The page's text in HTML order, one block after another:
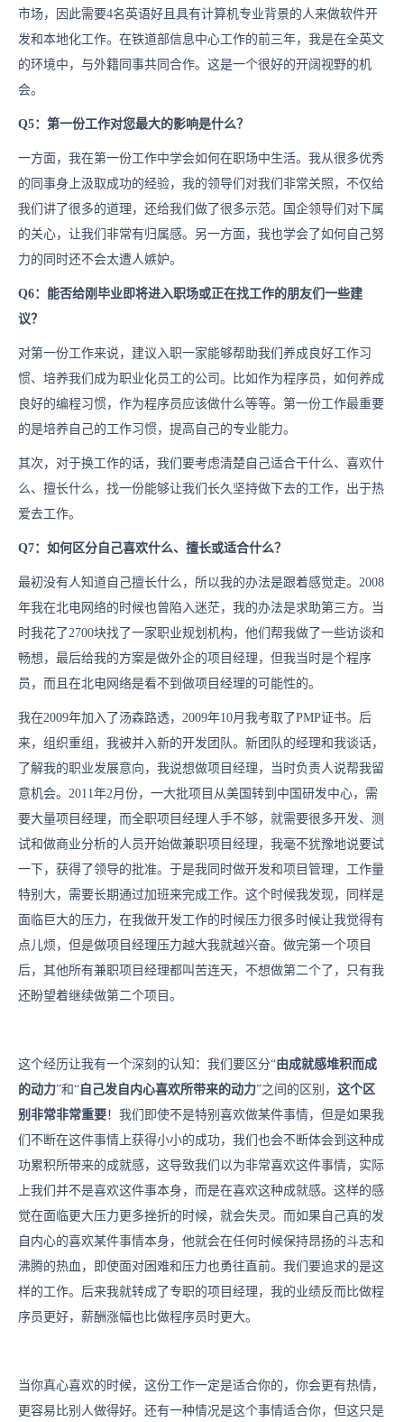
市场，因此需要4名英语好且具有计算机专业背景的人来做软件开
发和本地化工作。在铁道部信息中心工作的前三年，我是在全英文
的环境中，与外籍同事共同合作。这是一个很好的开阔视野的机
会。
Q5：第一份工作对您最大的影响是什么？
一方面，我在第一份工作中学会如何在职场中生活。我从很多优秀
的同事身上汲取成功的经验，我的领导们对我们非常关照，不仅给
我们讲了很多的道理，还给我们做了很多示范。国企领导们对下属
的关心，让我们非常有归属感。另一方面，我也学会了如何自己努
力的同时还不会太遭人嫉妒。
Q6：能否给刚毕业即将进入职场或正在找工作的朋友们一些建
议？
对第一份工作来说，建议入职一家能够帮助我们养成良好工作习
惯、培养我们成为职业化员工的公司。比如作为程序员，如何养成
良好的编程习惯，作为程序员应该做什么等等。第一份工作最重要
的是培养自己的工作习惯，提高自己的专业能力。
其次，对于换工作的话，我们要考虑清楚自己适合干什么、喜欢什
么、擅长什么，找一份能够让我们长久坚持做下去的工作，出于热
爱去工作。
Q7：如何区分自己喜欢什么、擅长或适合什么？
最初没有人知道自己擅长什么，所以我的办法是跟着感觉走。2008
年我在北电网络的时候也曾陷入迷茫，我的办法是求助第三方。当
时我花了2700块找了一家职业规划机构，他们帮我做了一些访谈和
畅想，最后给我的方案是做外企的项目经理，但我当时是个程序
员，而且在北电网络是看不到做项目经理的可能性的。
我在2009年加入了汤森路透，2009年10月我考取了PMP证书。后
来，组织重组，我被并入新的开发团队。新团队的经理和我谈话，
了解我的职业发展意向，我说想做项目经理，当时负责人说帮我留
意机会。2011年2月份，一大批项目从美国转到中国研发中心，需
要大量项目经理，而全职项目经理人手不够，就需要很多开发、测
试和做商业分析的人员开始做兼职项目经理，我毫不犹豫地说要试
一下，获得了领导的批准。于是我同时做开发和项目管理，工作量
特别大，需要长期通过加班来完成工作。这个时候我发现，同样是
面临巨大的压力，在我做开发工作的时候压力很多时候让我觉得有
点儿烦，但是做项目经理压力越大我就越兴奋。做完第一个项目
后，其他所有兼职项目经理都叫苦连天，不想做第二个了，只有我
还盼望着继续做第二个项目。
这个经历让我有一个深刻的认知：我们要区分“由成就感堆积而成
的动力”和“ 自己发自内心喜欢所带来的动力”之间的区别， 这个区
别非常非常重要！我们即使不是特别喜欢做某件事情，但是如果我
们不断在这件事情上获得小小的成功，我们也会不断体会到这种成
功累积所带来的成就感，这导致我们以为非常喜欢这件事情，实际
上我们并不是喜欢这件事本身，而是在喜欢这种成就感。这样的感
觉在面临更大压力更多挫折的时候，就会失灵。而如果自己真的发
自内心的喜欢某件事情本身，他就会在任何时候保持昂扬的斗志和
沸腾的热血，即使面对困难和压力也勇往直前。我们要追求的是这
样的工作。后来我就转成了专职的项目经理，我的业绩反而比做程
序员更好，薪酬涨幅也比做程序员时更大。
当你真心喜欢的时候，这份工作一定是适合你的，你会更有热情，
更容易比别人做得好。还有一种情况是这个事情适合你，但这只是